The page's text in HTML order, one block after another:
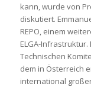
kann, wurde von
diskutiert.
REPO, einem
ELGA-
Technischen
dem in Österreich
international